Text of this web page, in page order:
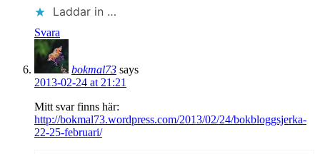
Laddar in …
Svara
bokmal73 says
2013-02-24 at 21:21
Mitt svar finns här:
http://bokmal73.wordpress.com/2013/02/24/bokbloggsjerka-
22-25-februari/‎